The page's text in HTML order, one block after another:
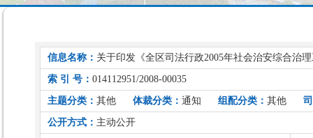
信息名称： 关于印发《全区司法行政2005年社会治安综合治
索 引 号： 014112951/2008-00035
主题分类： 其他 体裁分类： 通知 组配分类： 其他
公开方式： 主动公开